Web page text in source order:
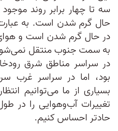
سه تا چهار برابر روند
حال گرم شدن است. به
در حال گرم شدن است و
به سمت جنوب منتقل
در سراسر مناطق شرق
بود، اما در سراسر غرب
بسیاری از ما می‌توانیم
تغییرات آب‌و‌هوایی را در
حادتر احساس کنیم.